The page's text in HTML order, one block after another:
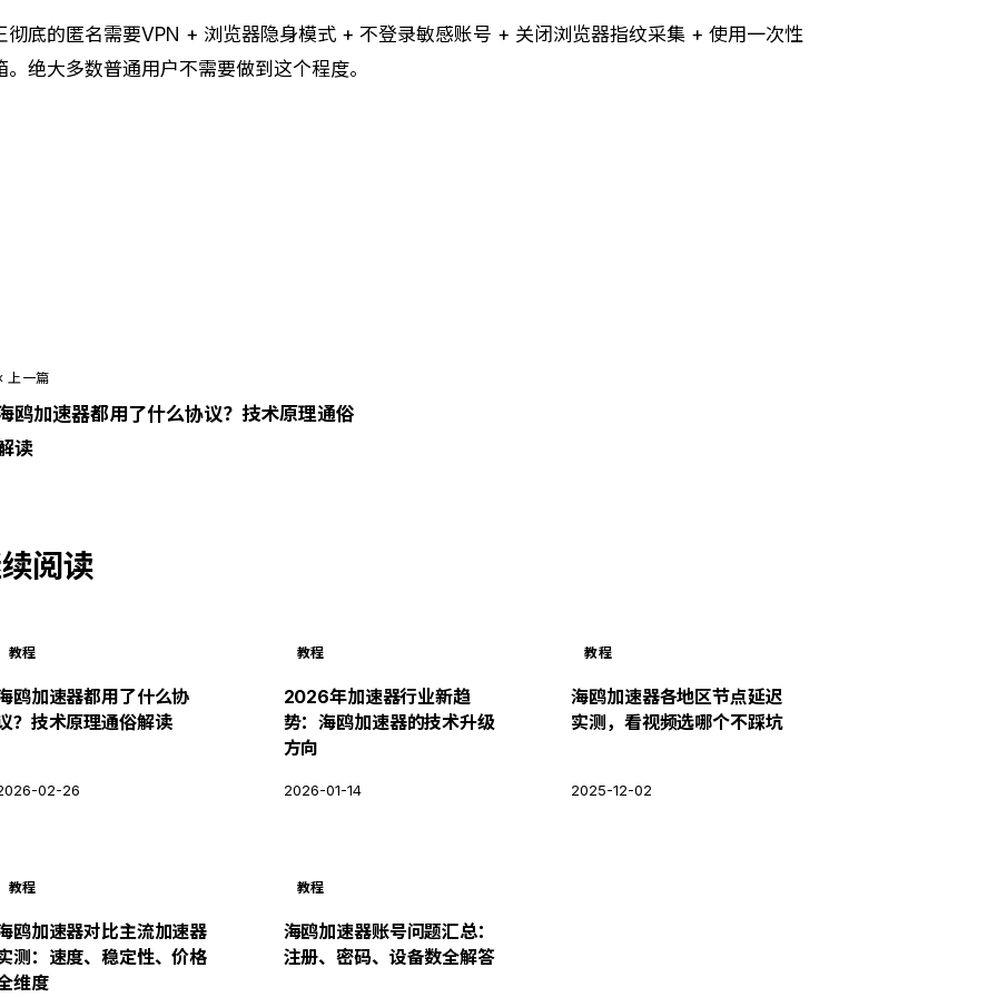
彻底的匿名需要VPN + 浏览器隐身模式 + 不登录敏感账号 + 关闭浏览器指纹采集 + 使用一次性
。绝大多数普通用户不需要做到这个程度。
上一篇
鸥加速器都用了什么协议？技术原理通俗
读
阅读
教程
鸥加速器都用了什么协
？技术原理通俗解读
02-26
教程
2026年加速器行业新趋
势：海鸥加速器的技术升级
方向
2026-01-14
教程
海鸥加速器各地区节点延迟
实测，看视频选哪个不踩坑
2025-12-02
教程
鸥加速器对比主流加速器
测：速度、稳定性、价格
维度
教程
海鸥加速器账号问题汇总：
注册、密码、设备数全解答